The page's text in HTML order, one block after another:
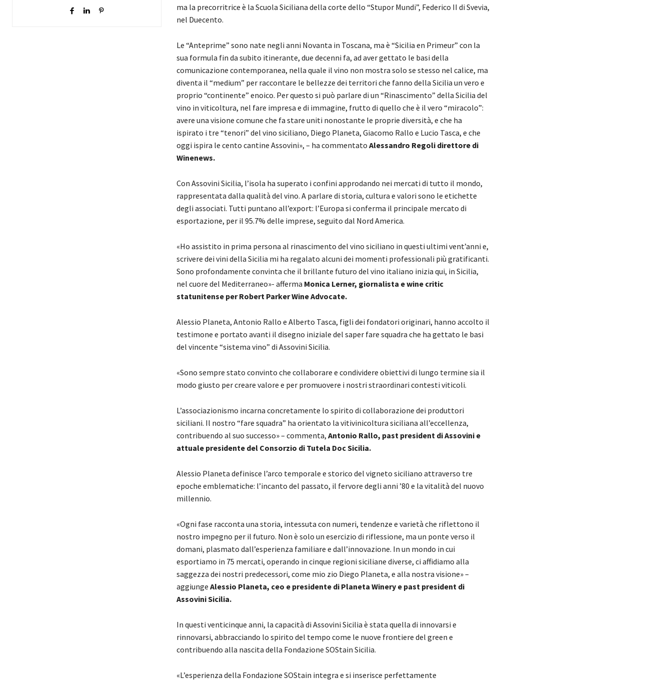
ma la precorritrice è la Scuola Siciliana della corte dello “Stupor Mundi”, Federico II di Svevia,
nel Duecento.
Le “Anteprime” sono nate negli anni Novanta in Toscana, ma è “Sicilia en Primeur” con la
sua formula fin da subito itinerante, due decenni fa, ad aver gettato le basi della
comunicazione contemporanea, nella quale il vino non mostra solo se stesso nel calice, ma
diventa il “medium” per raccontare le bellezze dei territori che fanno della Sicilia un vero e
proprio “continente” enoico. Per questo si può parlare di un “Rinascimento” della Sicilia del
vino in viticoltura, nel fare impresa e di immagine, frutto di quello che è il vero “miracolo”:
avere una visione comune che fa stare uniti nonostante le proprie diversità, e che ha
ispirato i tre “tenori” del vino siciliano, Diego Planeta, Giacomo Rallo e Lucio Tasca, e che
oggi ispira le cento cantine Assovini», – ha commentato Alessandro Regoli direttore di
Winenews.
Con Assovini Sicilia, l’isola ha superato i confini approdando nei mercati di tutto il mondo,
rappresentata dalla qualità del vino. A parlare di storia, cultura e valori sono le etichette
degli associati. Tutti puntano all’export: l’Europa si conferma il principale mercato di
esportazione, per il 95.7% delle imprese, seguito dal Nord America.
«Ho assistito in prima persona al rinascimento del vino siciliano in questi ultimi vent’anni e,
scrivere dei vini della Sicilia mi ha regalato alcuni dei momenti professionali più gratificanti.
Sono profondamente convinta che il brillante futuro del vino italiano inizia qui, in Sicilia,
nel cuore del Mediterraneo»- afferma Monica Lerner, giornalista e wine critic
statunitense per Robert Parker Wine Advocate.
Alessio Planeta, Antonio Rallo e Alberto Tasca, figli dei fondatori originari, hanno accolto il
testimone e portato avanti il disegno iniziale del saper fare squadra che ha gettato le basi
del vincente “sistema vino” di Assovini Sicilia.
«Sono sempre stato convinto che collaborare e condividere obiettivi di lungo termine sia il
modo giusto per creare valore e per promuovere i nostri straordinari contesti viticoli.
L’associazionismo incarna concretamente lo spirito di collaborazione dei produttori
siciliani. Il nostro “fare squadra” ha orientato la vitivinicoltura siciliana all’eccellenza,
contribuendo al suo successo» – commenta, Antonio Rallo, past president di Assovini e
attuale presidente del Consorzio di Tutela Doc Sicilia.
Alessio Planeta definisce l’arco temporale e storico del vigneto siciliano attraverso tre
epoche emblematiche: l’incanto del passato, il fervore degli anni ’80 e la vitalità del nuovo
millennio.
«Ogni fase racconta una storia, intessuta con numeri, tendenze e varietà che riflettono il
nostro impegno per il futuro. Non è solo un esercizio di riflessione, ma un ponte verso il
domani, plasmato dall’esperienza familiare e dall’innovazione. In un mondo in cui
esportiamo in 75 mercati, operando in cinque regioni siciliane diverse, ci affidiamo alla
saggezza dei nostri predecessori, come mio zio Diego Planeta, e alla nostra visione» –
aggiunge Alessio Planeta, ceo e presidente di Planeta Winery e past president di
Assovini Sicilia.
In questi venticinque anni, la capacità di Assovini Sicilia è stata quella di innovarsi e
rinnovarsi, abbracciando lo spirito del tempo come le nuove frontiere del green e
contribuendo alla nascita della Fondazione SOStain Sicilia.
«L’esperienza della Fondazione SOStain integra e si inserisce perfettamente